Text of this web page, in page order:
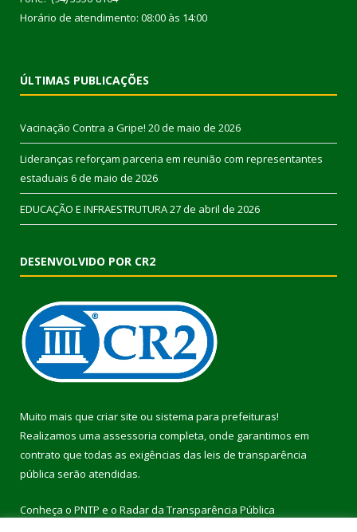
Horário de atendimento: 08:00 às 14:00
ÚLTIMAS PUBLICAÇÕES
Vacinação Contra a Gripe! 20 de maio de 2026
Lideranças reforçam parceria em reunião com representantes
estaduais 6 de maio de 2026
EDUCAÇÃO E INFRAESTRUTURA27 de abril de 2026
DESENVOLVIDO POR CR2
Muito mais que criar site ou sistema para prefeituras!
Realizamos uma assessoria completa, onde garantimos em
contrato que todas as exigências das leis de transparência
pública serão atendidas.
Conheça o PNTP e o Radar da Transparência Pública